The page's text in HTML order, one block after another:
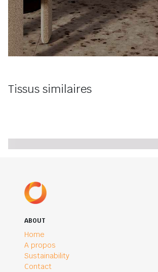
Tissus similaires
ABOUT
Home
A propos
Sustainability
Contact